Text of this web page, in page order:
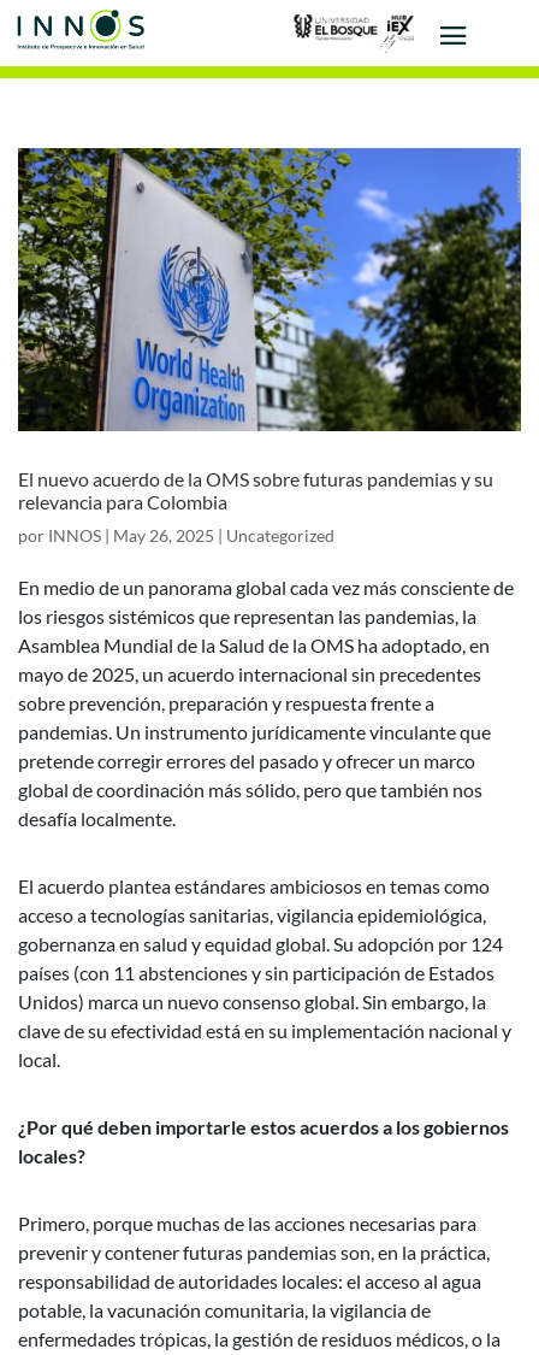
El nuevo acuerdo de la OMS sobre futuras pandemias y su
relevancia para Colombia
por INNOS | May 26, 2025 | Uncategorized
En medio de un panorama global cada vez más consciente de
los riesgos sistémicos que representan las pandemias, la
Asamblea Mundial de la Salud de la OMS ha adoptado, en
mayo de 2025, un acuerdo internacional sin precedentes
sobre prevención, preparación y respuesta frente a
pandemias. Un instrumento jurídicamente vinculante que
pretende corregir errores del pasado y ofrecer un marco
global de coordinación más sólido, pero que también nos
desafía localmente.
El acuerdo plantea estándares ambiciosos en temas como
acceso a tecnologías sanitarias, vigilancia epidemiológica,
gobernanza en salud y equidad global. Su adopción por 124
países (con 11 abstenciones y sin participación de Estados
Unidos) marca un nuevo consenso global. Sin embargo, la
clave de su efectividad está en su implementación nacional y
local.
¿Por qué deben importarle estos acuerdos a los gobiernos
locales?
Primero, porque muchas de las acciones necesarias para
prevenir y contener futuras pandemias son, en la práctica,
responsabilidad de autoridades locales: el acceso al agua
potable, la vacunación comunitaria, la vigilancia de
enfermedades trópicas, la gestión de residuos médicos, o la